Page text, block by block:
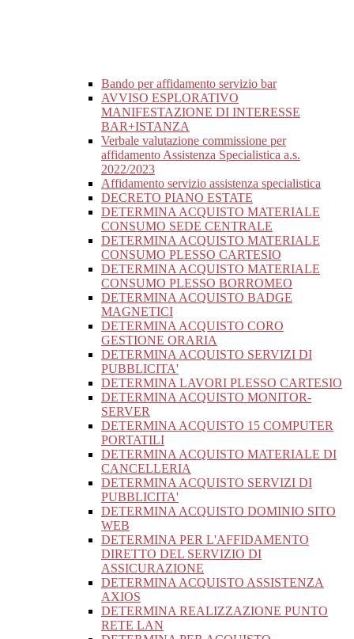
Bando per affidamento servizio bar
AVVISO ESPLORATIVO
MANIFESTAZIONE DI INTERESSE
BAR+ISTANZA
Verbale valutazione commissione per
affidamento Assistenza Specialistica a.s.
2022/2023
Affidamento servizio assistenza specialistica
DECRETO PIANO ESTATE
DETERMINA ACQUISTO MATERIALE
CONSUMO SEDE CENTRALE
DETERMINA ACQUISTO MATERIALE
CONSUMO PLESSO CARTESIO
DETERMINA ACQUISTO MATERIALE
CONSUMO PLESSO BORROMEO
DETERMINA ACQUISTO BADGE
MAGNETICI
DETERMINA ACQUISTO CORO
GESTIONE ORARIA
DETERMINA ACQUISTO SERVIZI DI
PUBBLICITA'
DETERMINA LAVORI PLESSO CARTESIO
DETERMINA ACQUISTO MONITOR-
SERVER
DETERMINA ACQUISTO 15 COMPUTER
PORTATILI
DETERMINA ACQUISTO MATERIALE DI
CANCELLERIA
DETERMINA ACQUISTO SERVIZI DI
PUBBLICITA'
DETERMINA ACQUISTO DOMINIO SITO
WEB
DETERMINA PER L'AFFIDAMENTO
DIRETTO DEL SERVIZIO DI
ASSICURAZIONE
DETERMINA ACQUISTO ASSISTENZA
AXIOS
DETERMINA REALIZZAZIONE PUNTO
RETE LAN